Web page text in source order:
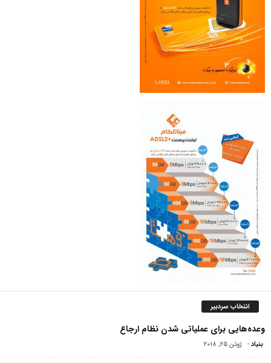
انتخاب سردبیر
وعده‌هایی برای عملیاتی شدن نظام ارجاع
بنیاد- ژوئن 25, 2018